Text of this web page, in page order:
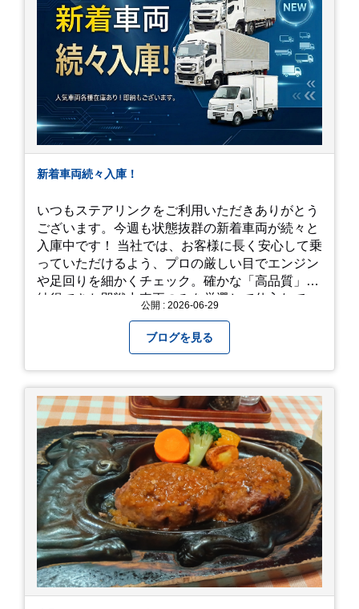
新着車両続々入庫！
いつもステアリンクをご利用いただきありがとう
ございます。今週も状態抜群の新着車両が続々と
入庫中です！ 当社では、お客様に長く安心して乗
っていただけるよう、プロの厳しい目でエンジン
や足回りを細かくチェック。確かな「高品質」と
納得できた即戦力車両のみを厳選して仕入れてい
公開 : 2026-06-29
ブログを見る